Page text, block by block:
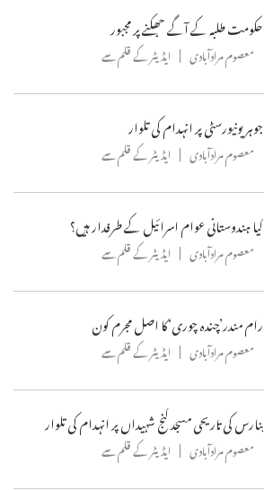
حکومت طلبہ کے آگے جھکنے پر مجبور
معصوم مرادآبادی ایڈیٹر کے قلم سے
جوہر یونیورسٹی پر انہدام کی تلوار
معصوم مرادآبادی ایڈیٹر کے قلم سے
کیا ہندوستانی عوام اسرائیل کے طرفدار ہیں؟
معصوم مرادآبادی ایڈیٹر کے قلم سے
رام مندر’چندہ چوری‘کا اصل مجرم کون
معصوم مرادآبادی ایڈیٹر کے قلم سے
بنارس کی تاریحی مسجد گنج شہیداں پر انہدام کی تلوار
معصوم مرادآبادی ایڈیٹر کے قلم سے